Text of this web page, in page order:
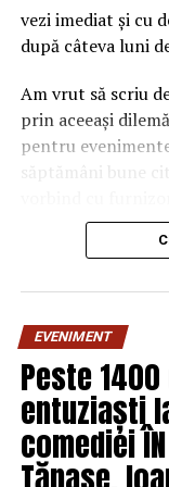
vezi imediat și cu
după câteva luni
Am vrut să scriu
prin aceeași
pentru
săptămâni bune
„corect” depinde
pavilionul și de
crezi
Multe persoane
ca pe un detaliu
EVENIMENT
Peste
entuziaști
comediei
Tănase,